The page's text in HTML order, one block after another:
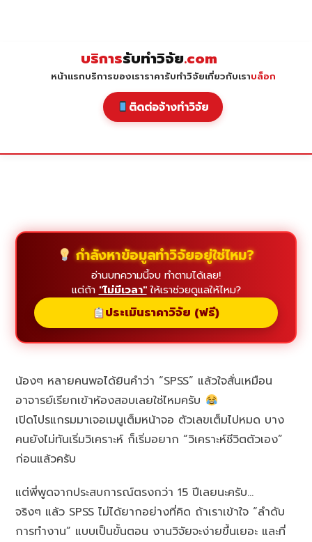
บริการรับทำวิจัย.com
หน้าแรกบริการของเราราคารับทำวิจัยเกี่ยวกับเราบล็อก
ติดต่อจ้างทำวิจัย
กำลังหาข้อมูลทำวิจัยอยู่ใช่ไหม?
อ่านบทความนี้จบ ทำตามได้เลย!
แต่ถ้า "ไม่มีเวลา"ให้เราช่วยดูแลให้ไหม?
ประเมินราคาวิจัย (ฟรี)
น้องๆ หลายคนพอได้ยินคำว่า “SPSS” แล้วใจสั่นเหมือน
อาจารย์เรียกเข้าห้องสอบเลยใช่ไหมครับ
เปิดโปรแกรมมาเจอเมนูเต็มหน้าจอ ตัวเลขเต็มไปหมด บาง
คนยังไม่ทันเริ่มวิเคราะห์ ก็เริ่มอยาก “วิเคราะห์ชีวิตตัวเอง”
ก่อนแล้วครับ
แต่พี่พูดจากประสบการณ์ตรงกว่า 15 ปีเลยนะครับ…
จริงๆ แล้ว SPSS ไม่ได้ยากอย่างที่คิด ถ้าเราเข้าใจ “ลำดับ
การทำงาน” แบบเป็นขั้นตอน งานวิจัยจะง่ายขึ้นเยอะ และที่